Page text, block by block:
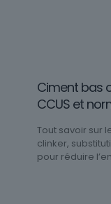
Ciment bas
CCUS et
Tout savoir sur
clinker,
pour réduire